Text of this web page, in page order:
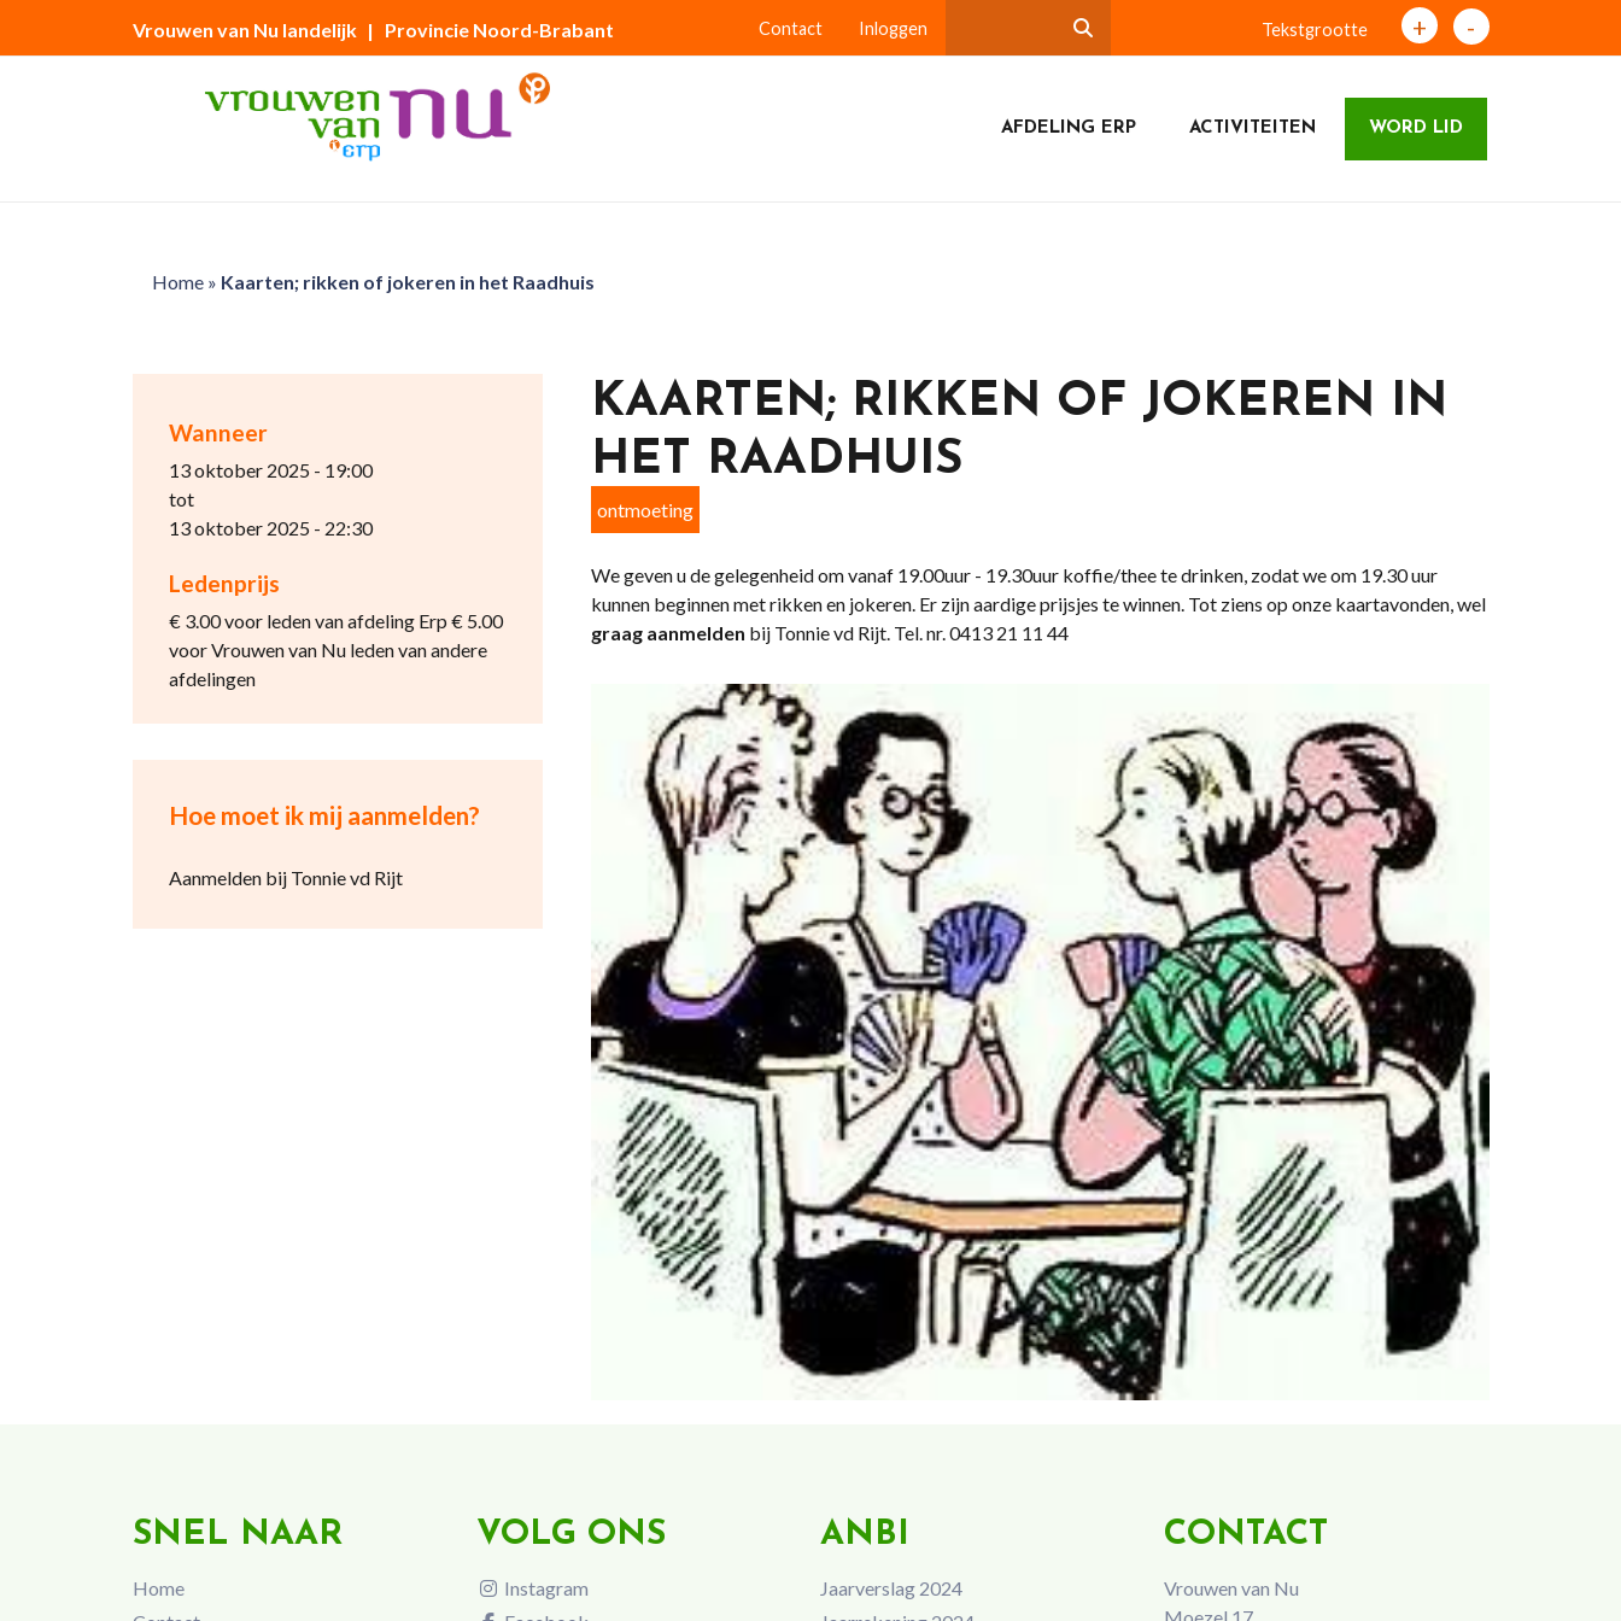
Vrouwen van Nu landelijk | Provincie Noord-Brabant Contact Inloggen Tekstgrootte + -
AFDELING ERP ACTIVITEITEN WORD LID
Home» Kaarten; rikken of jokeren in het Raadhuis
Wanneer
13 oktober 2025 - 19:00
tot
13 oktober 2025 - 22:30
Ledenprijs
€ 3.00 voor leden van afdeling Erp € 5.00
voor Vrouwen van Nu leden van andere
afdelingen
Hoe moet ik mij aanmelden?
Aanmelden bij Tonnie vd Rijt
KAARTEN; RIKKEN OF JOKEREN IN
HET RAADHUIS
ontmoeting
We geven u de gelegenheid om vanaf 19.00uur - 19.30uur koffie/thee te drinken, zodat we om 19.30 uur
kunnen beginnen met rikken en jokeren. Er zijn aardige prijsjes te winnen. Tot ziens op onze kaartavonden, wel
graag aanmelden bij Tonnie vd Rijt. Tel. nr. 0413 21 11 44
SNEL NAAR
Home
VOLG ONS
Instagram
ANBI
Jaarverslag 2024
CONTACT
Vrouwen van Nu
Moezel 17